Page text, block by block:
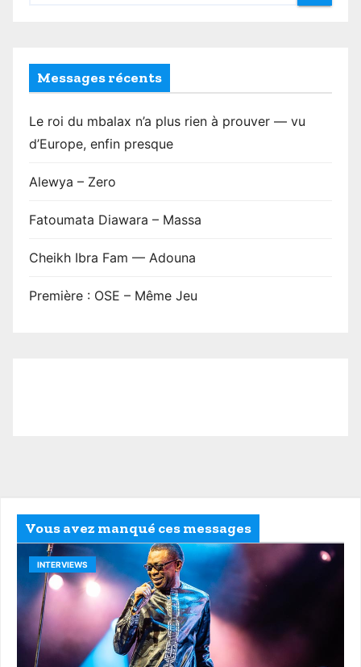
Messages récents
Le roi du mbalax n’a plus rien à prouver — vu
d’Europe, enfin presque
Alewya – Zero
Fatoumata Diawara – Massa
Cheikh Ibra Fam — Adouna
Première : OSE – Même Jeu
Vous avez manqué ces messages
INTERVIEWS